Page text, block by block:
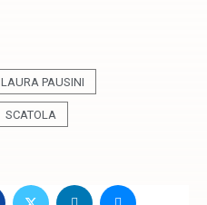
LAURA PAUSINI
SCATOLA